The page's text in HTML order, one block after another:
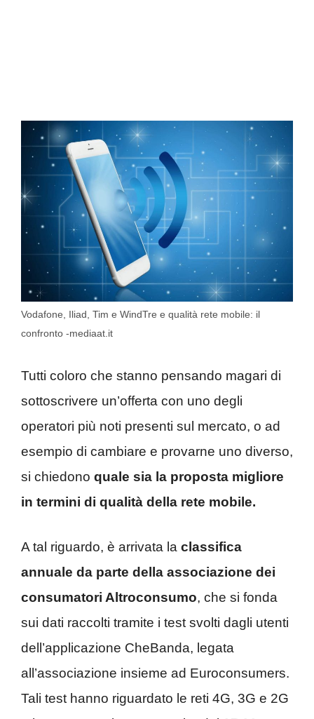
Vodafone, Iliad, Tim e WindTre e qualità rete mobile: il
confronto -mediaat.it
Tutti coloro che stanno pensando magari di
sottoscrivere un’offerta con uno degli
operatori più noti presenti sul mercato, o ad
esempio di cambiare e provarne uno diverso,
si chiedono quale sia la proposta migliore
in termini di qualità della rete mobile.
A tal riguardo, è arrivata la classifica
annuale da parte della associazione dei
consumatori Altroconsumo, che si fonda
sui dati raccolti tramite i test svolti dagli utenti
dell’applicazione CheBanda, legata
all’associazione insieme ad Euroconsumers.
Tali test hanno riguardato le reti 4G, 3G e 2G